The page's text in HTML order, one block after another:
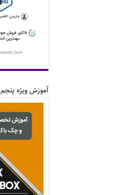
آموزش ویژه پنجم